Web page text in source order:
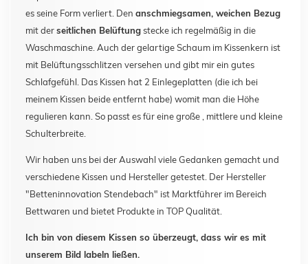
es seine Form verliert. Den anschmiegsamen, weichen Bezug
mit derseitlichen Belüftungstecke ich regelmäßig in die
Waschmaschine. Auch der gelartige Schaum im Kissenkern ist
mit Belüftungsschlitzen versehen und gibt mir ein gutes
Schlafgefühl. Das Kissen hat 2 Einlegeplatten (die ich bei
meinem Kissen beide entfernt habe) womit man die Höhe
regulieren kann. So passt es für eine große , mittlere und kleine
Schulterbreite.
Wir haben uns bei der Auswahl viele Gedanken gemacht und
verschiedene Kissen und Hersteller getestet. Der Hersteller
"Betteninnovation Stendebach" ist Marktführer im Bereich
Bettwaren und bietet Produkte in TOP Qualität.
Ich bin von diesem Kissen so überzeugt, dass wir es mit
unserem Bild labeln ließen.